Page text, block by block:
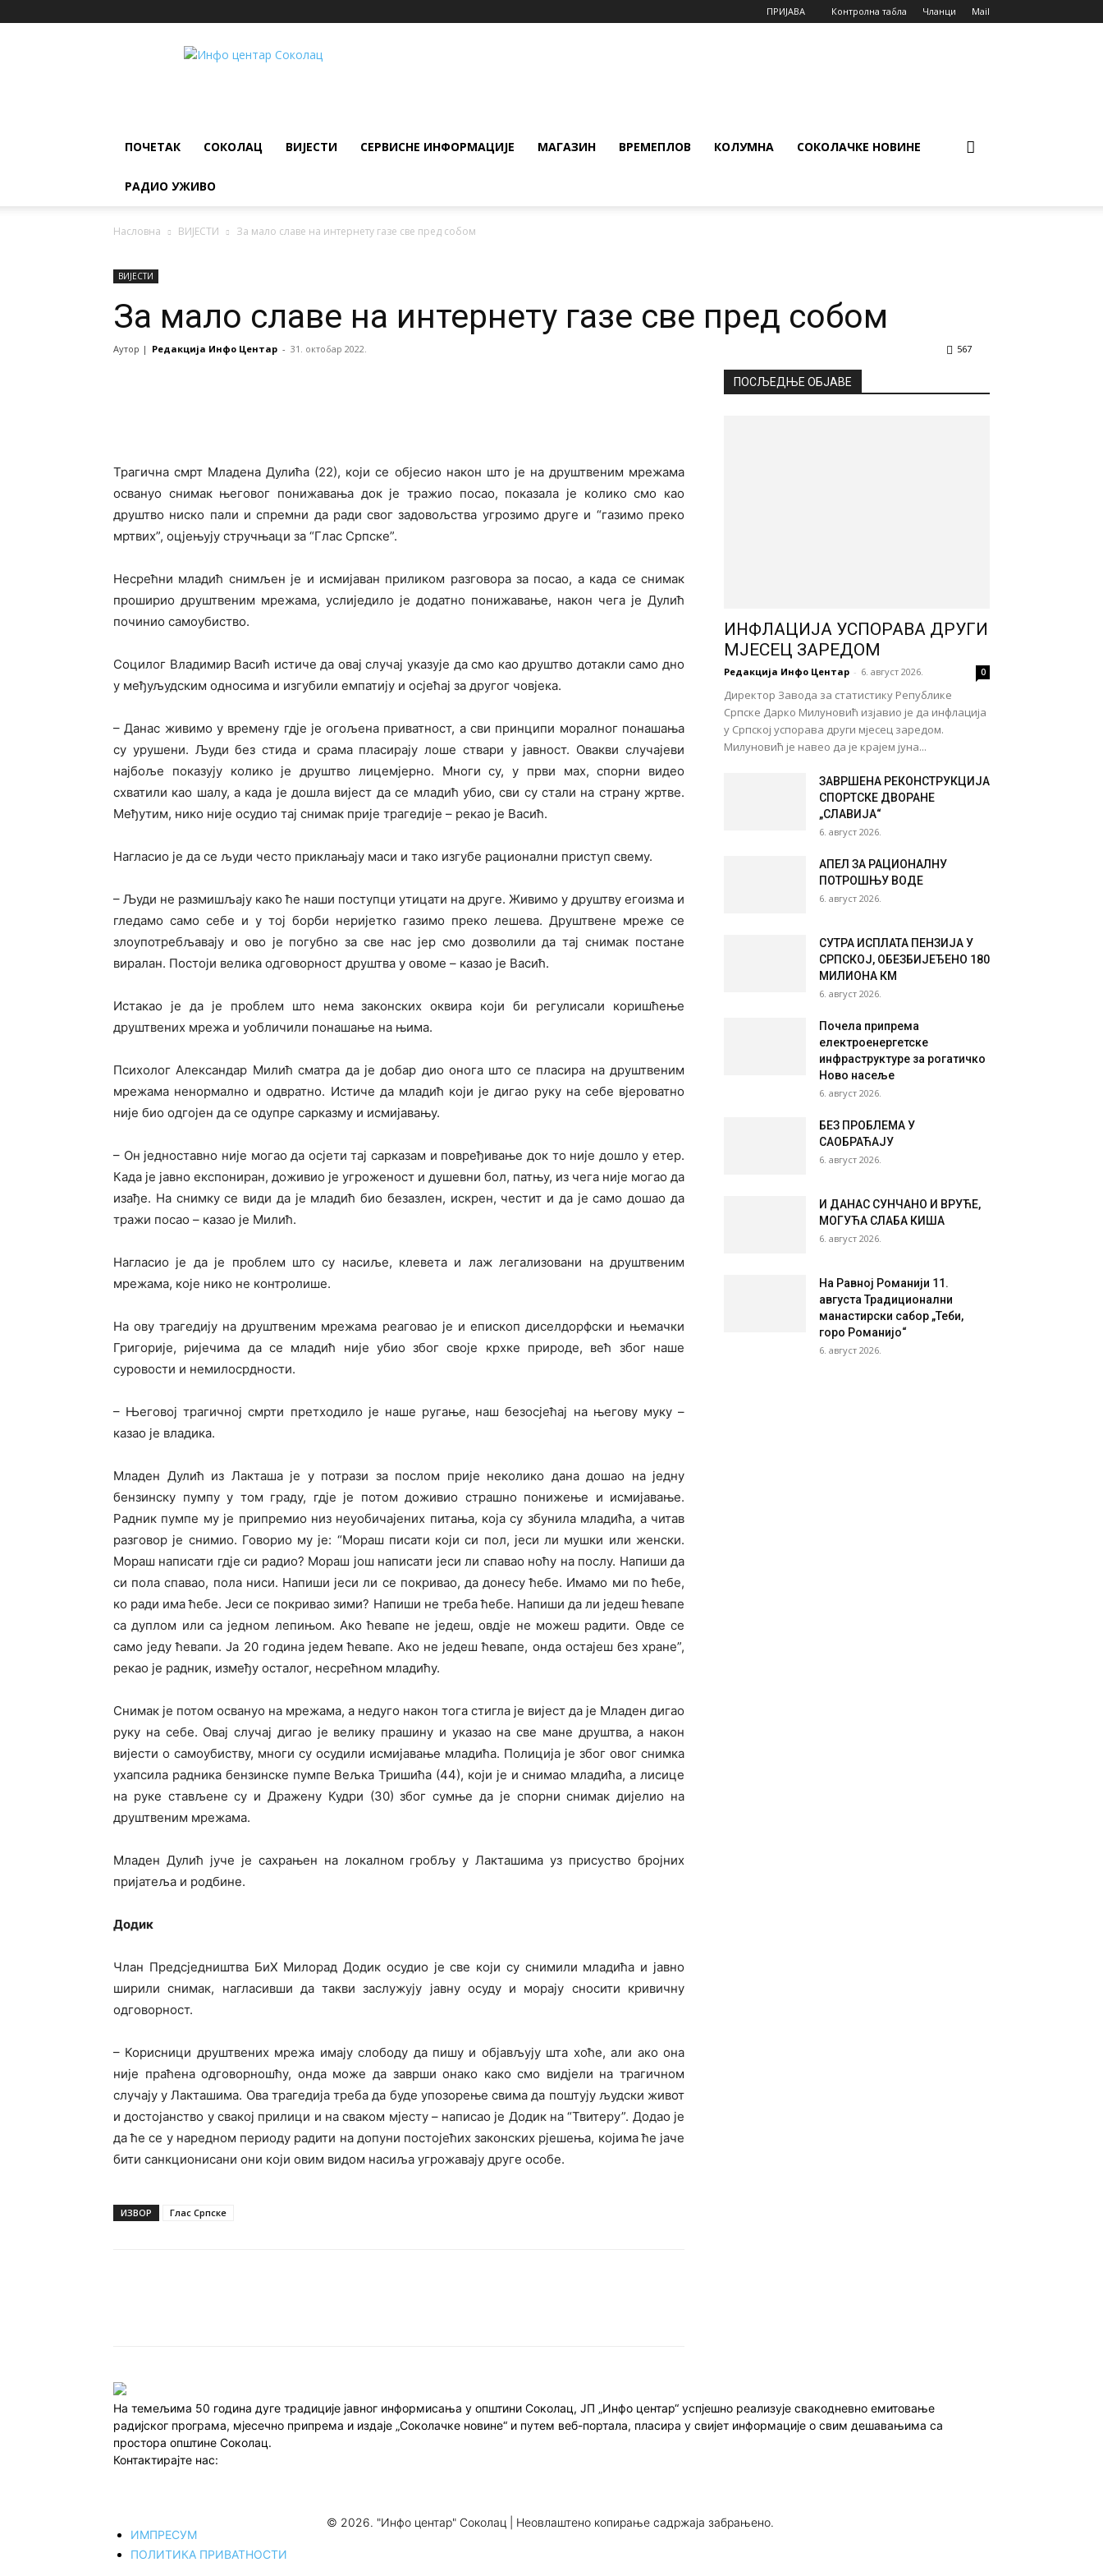
ПРИЈАВА Контролна табла Чланци Mail
ИНФО
ПОЧЕТАК СОКОЛАЦ ВИЈЕСТИ СЕРВИСНЕ ИНФОРМАЦИЈЕ МАГАЗИН ВРЕМЕПЛОВ КОЛУМНА СОКОЛАЧКЕ НОВИНЕ
РАДИО УЖИВО
Насловна ВИЈЕСТИ За мало славе на интернету газе све пред собом
ВИЈЕСТИ
За мало славе на интернету газе све пред собом
Аутор | Редакција Инфо Центар - 31. октобар 2022. 567
Трагична смрт Младена Дулића (22), који се објесио након што је на друштвеним мрежама
освануо снимак његовог понижавања док је тражио посао, показала је колико смо као
друштво ниско пали и спремни да ради свог задовољства угрозимо друге и “газимо преко
мртвих”, оцјењују стручњаци за “Глас Српске”.
Несрећни младић снимљен је и исмијаван приликом разговора за посао, а када се снимак
проширио друштвеним мрежама, услиједило је додатно понижавање, након чега је Дулић
починио самоубиство.
Социлог Владимир Васић истиче да овај случај указује да смо као друштво дотакли само дно
у међуљудским односима и изгубили емпатију и осјећај за другог човјека.
– Данас живимо у времену гдје је огољена приватност, а сви принципи моралног понашања
су урушени. Људи без стида и срама пласирају лоше ствари у јавност. Овакви случајеви
најбоље показују колико је друштво лицемјерно. Многи су, у први мах, спорни видео
схватили као шалу, а када је дошла вијест да се младић убио, сви су стали на страну жртве.
Међутим, нико није осудио тај снимак прије трагедије – рекао је Васић.
Нагласио је да се људи често приклањају маси и тако изгубе рационални приступ свему.
– Људи не размишљају како ће наши поступци утицати на друге. Живимо у друштву егоизма и
гледамо само себе и у тој борби неријетко газимо преко лешева. Друштвене мреже се
злоупотребљавају и ово је погубно за све нас јер смо дозволили да тај снимак постане
виралан. Постоји велика одговорност друштва у овоме – казао је Васић.
Истакао је да је проблем што нема законских оквира који би регулисали коришћење
друштвених мрежа и уобличили понашање на њима.
Психолог Александар Милић сматра да је добар дио онога што се пласира на друштвеним
мрежама ненормално и одвратно. Истиче да младић који је дигао руку на себе вјероватно
није био одгојен да се одупре сарказму и исмијавању.
– Он једноставно није могао да осјети тај сарказам и повређивање док то није дошло у етер.
Када је јавно експониран, доживио је угроженост и душевни бол, патњу, из чега није могао да
изађе. На снимку се види да је младић био безазлен, искрен, честит и да је само дошао да
тражи посао – казао је Милић.
Нагласио је да је проблем што су насиље, клевета и лаж легализовани на друштвеним
мрежама, које нико не контролише.
На ову трагедију на друштвеним мрежама реаговао је и епископ диселдорфски и њемачки
Григорије, ријечима да се младић није убио због своје крхке природе, већ због наше
суровости и немилосрдности.
– Његовој трагичној смрти претходило је наше ругање, наш безосјећај на његову муку –
казао је владика.
Младен Дулић из Лакташа је у потрази за послом прије неколико дана дошао на једну
бензинску пумпу у том граду, гдје је потом доживио страшно понижење и исмијавање.
Радник пумпе му је припремио низ неуобичајених питања, која су збунила младића, а читав
разговор је снимио. Говорио му је: “Мораш писати који си пол, јеси ли мушки или женски.
Мораш написати гдје си радио? Мораш још написати јеси ли спавао ноћу на послу. Напиши да
си пола спавао, пола ниси. Напиши јеси ли се покривао, да донесу ћебе. Имамо ми по ћебе,
ко ради има ћебе. Јеси се покривао зими? Напиши не треба ћебе. Напиши да ли једеш ћевапе
са дуплом или са једном лепињом. Ако ћевапе не једеш, овдје не можеш радити. Овде се
само једу ћевапи. Ја 20 година једем ћевапе. Ако не једеш ћевапе, онда остајеш без хране”,
рекао је радник, између осталог, несрећном младићу.
Снимак је потом освануо на мрежама, а недуго након тога стигла је вијест да је Младен дигао
руку на себе. Овај случај дигао је велику прашину и указао на све мане друштва, а након
вијести о самоубиству, многи су осудили исмијавање младића. Полиција је због овог снимка
ухапсила радника бензинске пумпе Вељка Тришића (44), који је и снимао младића, а лисице
на руке стављене су и Дражену Кудри (30) због сумње да је спорни снимак дијелио на
друштвеним мрежама.
Младен Дулић јуче је сахрањен на локалном гробљу у Лакташима уз присуство бројних
пријатеља и родбине.
Додик
Члан Предсједништва БиХ Милорад Додик осудио је све који су снимили младића и јавно
ширили снимак, нагласивши да такви заслужују јавну осуду и морају сносити кривичну
одговорност.
– Корисници друштвених мрежа имају слободу да пишу и објављују шта хоће, али ако она
није праћена одговорношћу, онда може да заврши онако како смо видјели на трагичном
случају у Лакташима. Ова трагедија треба да буде упозорење свима да поштују људски живот
и достојанство у свакој прилици и на сваком мјесту – написао је Додик на “Твитеру”. Додао је
да ће се у наредном периоду радити на допуни постојећих законских рјешења, којима ће јаче
бити санкционисани они који овим видом насиља угрожавају друге особе.
ИЗВОР Глас Српске
ПОСЉЕДЊЕ ОБЈАВЕ
ИНФЛАЦИЈА УСПОРАВА ДРУГИ
МЈЕСЕЦ ЗАРЕДОМ
Редакција Инфо Центар - 6. август 2026. 0
Директор Завода за статистику Републике
Српске Дарко Милуновић изјавио је да инфлација
у Српској успорава други мјесец заредом.
Милуновић је навео да је крајем јуна...
ЗАВРШЕНА РЕКОНСТРУКЦИЈА
СПОРТСКЕ ДВОРАНЕ
„СЛАВИЈА“
6. август 2026.
АПЕЛ ЗА РАЦИОНАЛНУ
ПОТРОШЊУ ВОДЕ
6. август 2026.
СУТРА ИСПЛАТА ПЕНЗИЈА У
СРПСКОЈ, ОБЕЗБИЈЕЂЕНО 180
МИЛИОНА КМ
6. август 2026.
Почела припрема
електроенергетске
инфраструктуре за рогатичко
Ново насеље
6. август 2026.
БЕЗ ПРОБЛЕМА У
САОБРАЋАЈУ
6. август 2026.
И ДАНАС СУНЧАНО И ВРУЋЕ,
МОГУЋА СЛАБА КИША
6. август 2026.
На Равној Романији 11.
августа Традиционални
манастирски сабор „Теби,
горо Романијо“
6. август 2026.
На темељима 50 година дуге традиције јавног информисања у општини Соколац, ЈП „Инфо центар“ успјешно реализује свакодневно емитовање
радијског програма, мјесечно припрема и издаје „Соколачке новине“ и путем веб-портала, пласира у свијет информације о свим дешавањима са
простора општине Соколац.
Контактирајте нас:
ИМПРЕСУМ
ПОЛИТИКА ПРИВАТНОСТИ
© 2026. "Инфо центар" Соколац | Неовлаштено копирање садржаја забрањено.